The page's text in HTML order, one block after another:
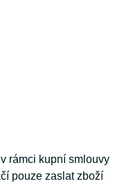
rámci kupní smlouvy
pouze zaslat zboží